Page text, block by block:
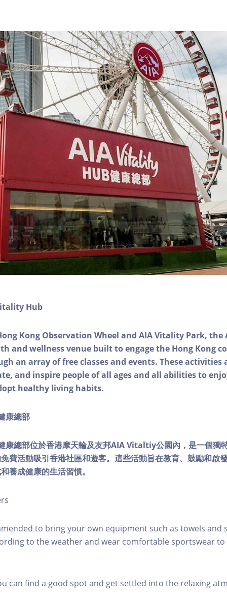
Hub
Kong Observation Wheel and AIA Vitality Park, the
and wellness venue built to engage the Hong Kong
an array of free classes and events. These activities
and inspire people of all ages and all abilities to
healthy living habits.
康總部
總部位於香港摩天輪及友邦AIA Vitaltiy公園內，是一個獨
費活動吸引香港社區和遊客。這些活動旨在教育、鼓勵和啟
養成健康的生活習慣。
to bring your own equipment such as towels and
to the weather and wear comfortable sportswear
can find a good spot and get settled into the relaxing